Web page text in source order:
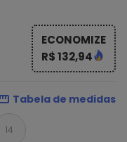
ECONOMIZE
R$ 132,94
Tabela de medidas
14